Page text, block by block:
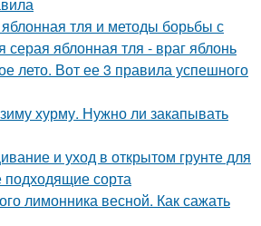
тля и методы борьбы с
серая яблонная тля - враг яблонь
лето. Вот ее 3 правила успешного
хурму. Нужно ли закапывать
и уход в открытом грунте для
сорта
лимонника весной. Как сажать